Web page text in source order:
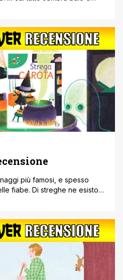
queste zone di ombra con si
di [']
più famosi, e spesso
fiabe. Di streghe ne esistono
e buffe. Questo è il
della storia del libro di cui